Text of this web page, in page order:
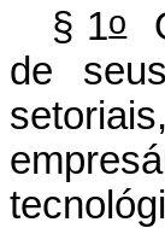
§ 1o
de